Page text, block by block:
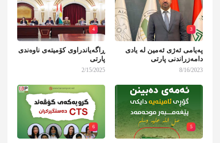
3
پەیامی ئەژی ئەمین لە یادی
دامەزراندنی پارتی
8/16/2023
4
ڕاگەیاندراوی کۆمیتەی ناوەندی
پارتی
2/15/2025
5
6